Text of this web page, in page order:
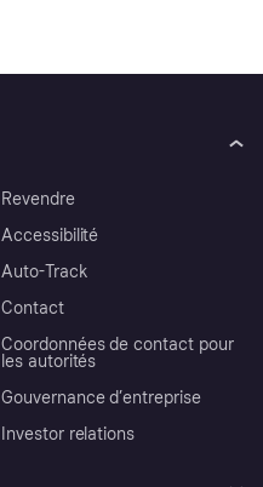
Revendre
Accessibilité
Auto-Track
Contact
Coordonnées de contact pour
les autorités
Gouvernance d’entreprise
Investor relations